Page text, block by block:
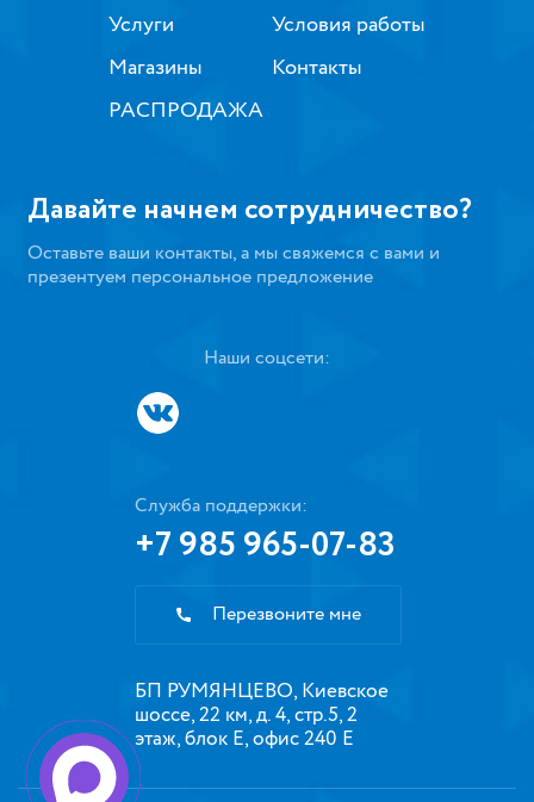
Услуги
Магазины
РАСПРОДАЖА
Условия работы
Контакты
Давайте начнем сотрудничество?
Оставьте ваши контакты, а мы свяжемся с вами и
презентуем персональное предложение
Наши соцсети:
Служба поддержки:
+7 985 965-07-83
Перезвоните мне
БП РУМЯНЦЕВО, Киевское
шоссе, 22 км, д. 4, стр.5, 2
этаж, блок Е, офис 240 Е